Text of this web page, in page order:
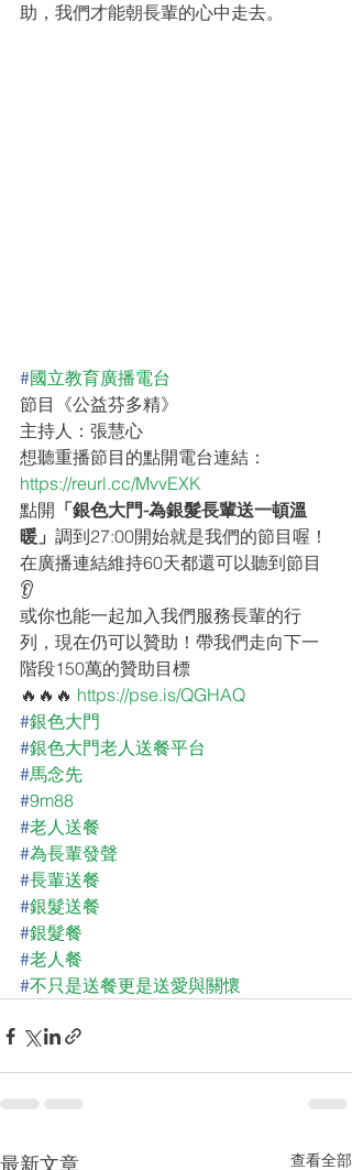
助，我們才能朝長輩的心中走去。
#國立教育廣播電台
節目《公益芬多精》
主持人：張慧心
想聽重播節目的點開電台連結：
https://reurl.cc/MvvEXK
點開 「銀色大門-為銀髮長輩送一頓溫
暖」 調到27:00開始就是我們的節目喔！
在廣播連結維持60天都還可以聽到節目
👂
或你也能一起加入我們服務長輩的行
列，現在仍可以贊助！帶我們走向下一
階段150萬的贊助目標
🔥🔥🔥 https://pse.is/QGHAQ
#銀色大門
#銀色大門老人送餐平台
#馬念先
#9m88
#老人送餐
#為長輩發聲
#長輩送餐
#銀髮送餐
#銀髮餐
#老人餐
#不只是送餐更是送愛與關懷
最新文章 查看全部